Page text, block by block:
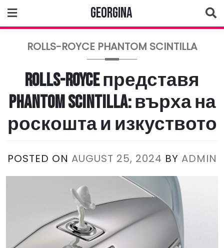
to
content
Georgina
ROLLS-ROYCE PHANTOM SCINTILLA
Rolls-Royce представя
Phantom Scintilla: върха на
роскошта и изкуството
POSTED ON AUGUST 25, 2024 BY ADMIN